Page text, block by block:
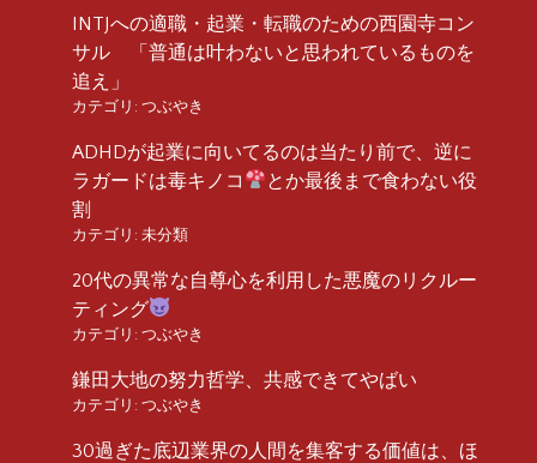
INTJへの適職・起業・転職のための西園寺コン
サル 「普通は叶わないと思われているものを
追え」
カテゴリ: つぶやき
ADHDが起業に向いてるのは当たり前で、逆に
ラガードは毒キノコ
とか最後まで食わない役
割
カテゴリ: 未分類
20代の異常な自尊心を利用した悪魔のリクルー
ティング
カテゴリ: つぶやき
鎌田大地の努力哲学、共感できてやばい
カテゴリ: つぶやき
30過ぎた底辺業界の人間を集客する価値は、ほ